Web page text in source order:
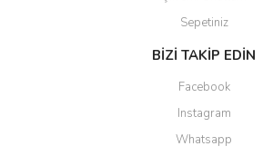
Sepetiniz
BİZİ TAKİP EDİN
Facebook
Instagram
Whatsapp